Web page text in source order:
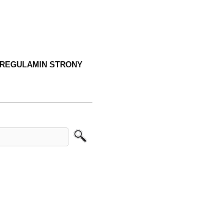
REGULAMIN STRONY